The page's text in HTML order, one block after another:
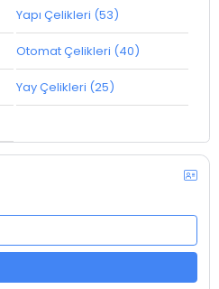
Yapı Çelikleri (53)
Otomat Çelikleri (40)
Yay Çelikleri (25)